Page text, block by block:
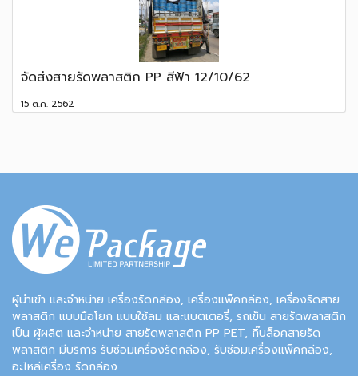
จัดส่งสายรัดพลาสติก PP สีฟ้า 12/10/62
15 ต.ค. 2562
ผู้นำเข้า และจำหน่าย เครื่องรัดกล่อง, เครื่องแพ็คกล่อง, เครื่องรัดสาย
พลาสติก แบบมือโยก แบบใช้ลม และแบตเตอรี่, รถเข็น สายรัดพลาสติก
เป็น ผู้ผลิต และจำหน่าย สายรัดพลาสติก PP PET, กิ๊บล็อคสายรัด
พลาสติก มีบริการ รับซ่อมเครื่องรัดกล่อง, รับซ่อมเครื่องแพ็คกล่อง,
อะไหล่เครื่อง รัดกล่อง